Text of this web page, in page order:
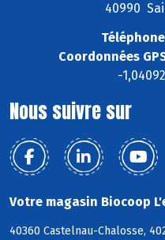
40990
Coordonnées
-
Nous suivre sur
Votre magasin Biocoop
40360 Castelnau-Chalosse,